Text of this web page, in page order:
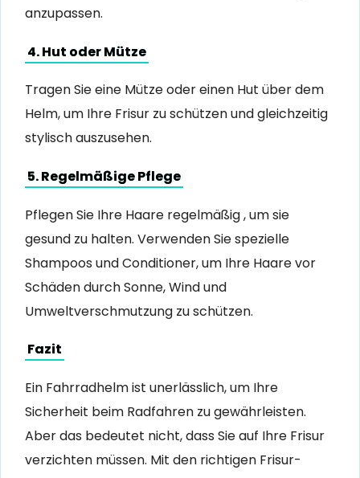
anzupassen.
4. Hut oder Mütze
Tragen Sie eine Mütze oder einen Hut über dem
Helm, um Ihre Frisur zu schützen und gleichzeitig
stylisch auszusehen.
5. Regelmäßige Pflege
Pflegen Sie Ihre Haare regelmäßig , um sie
gesund zu halten. Verwenden Sie spezielle
Shampoos und Conditioner, um Ihre Haare vor
Schäden durch Sonne, Wind und
Umweltverschmutzung zu schützen.
Fazit
Ein Fahrradhelm ist unerlässlich, um Ihre
Sicherheit beim Radfahren zu gewährleisten.
Aber das bedeutet nicht, dass Sie auf Ihre Frisur
verzichten müssen. Mit den richtigen Frisur-